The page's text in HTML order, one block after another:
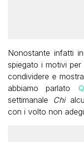
Nonostante infatti
spiegato i motivi per
condividere e
abbiamo parlato
settimanale Chi
con i volto non